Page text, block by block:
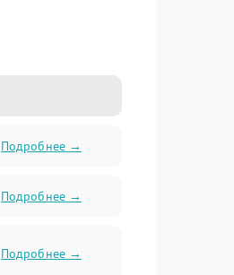
Подробнее →
Подробнее →
Подробнее →